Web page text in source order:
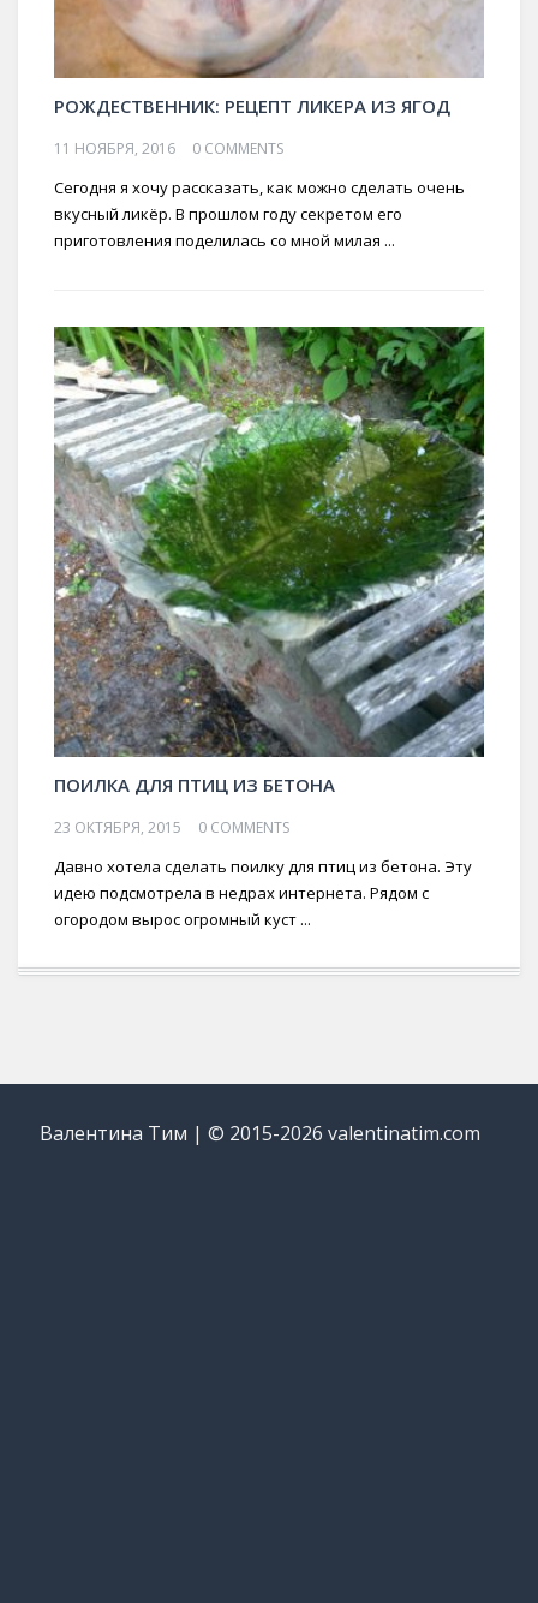
РОЖДЕСТВЕННИК: РЕЦЕПТ ЛИКЕРА ИЗ ЯГОД
11 НОЯБРЯ, 2016 0 COMMENTS
Сегодня я хочу рассказать, как можно сделать очень
вкусный ликёр. В прошлом году секретом его
приготовления поделилась со мной милая ...
ПОИЛКА ДЛЯ ПТИЦ ИЗ БЕТОНА
23 ОКТЯБРЯ, 2015 0 COMMENTS
Давно хотела сделать поилку для птиц из бетона. Эту
идею подсмотрела в недрах интернета. Рядом с
огородом вырос огромный куст ...
Валентина Тим | © 2015-2026 valentinatim.com